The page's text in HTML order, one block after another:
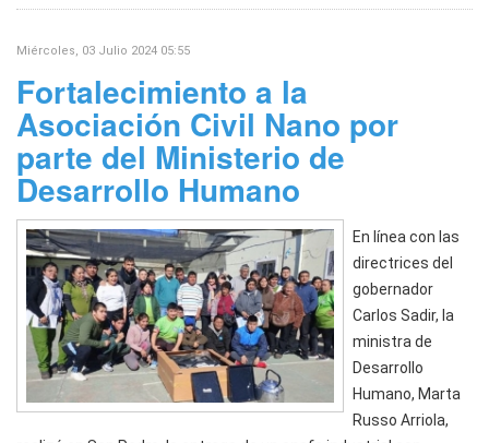
Miércoles, 03 Julio 2024 05:55
Fortalecimiento a la
Asociación Civil Nano por
parte del Ministerio de
Desarrollo Humano
En línea con las
directrices del
gobernador
Carlos Sadir, la
ministra de
Desarrollo
Humano, Marta
Russo Arriola,